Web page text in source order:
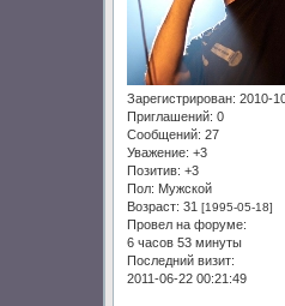
Зарегистрирован: 2010-
Приглашений: 0
Сообщений: 27
Уважение: +3
Позитив: +3
Пол: Мужской
Возраст: 31[1995-05-18]
Провел на форуме:
6 часов 53 минуты
Последний визит:
2011-06-22 00:21:49